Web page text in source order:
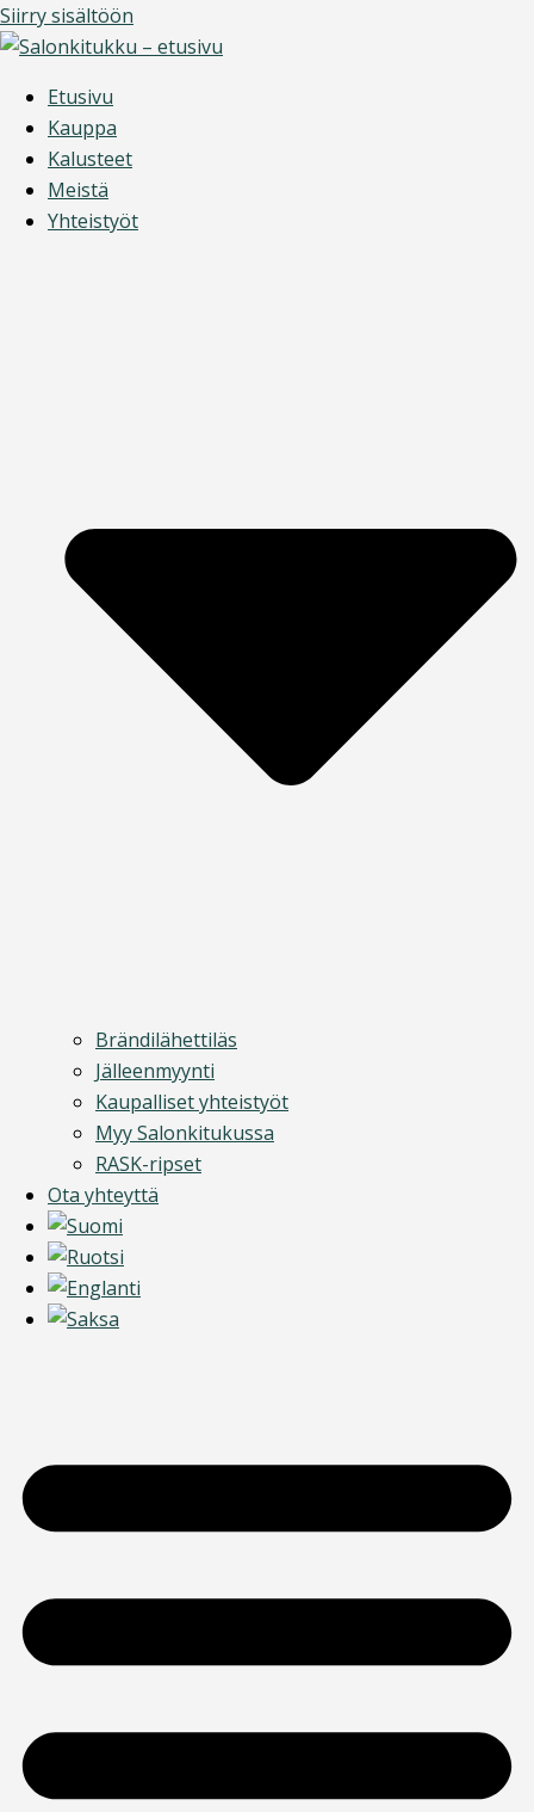
Siirry sisältöön
Etusivu
Kauppa
Kalusteet
Meistä
Yhteistyöt
Brändilähettiläs
Jälleenmyynti
Kaupalliset yhteistyöt
Myy Salonkitukussa
RASK-ripset
Ota yhteyttä